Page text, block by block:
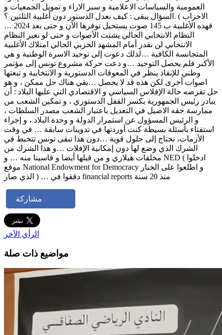
العمومية والسياسات الاعلامية و سبر الاراء و تمويل الجمعيات و
الاحزاب ) .السؤال يبقى : كيف نعدل الدستور دون أغلبية الثلثين ؟
فهذه الأغلبية ب 145 صوت يستحيل توفرها الآن و حتى بعد 2024 …
النظام الانتخابي الحالي يشتت الأصوات و حتى لو نغير النظام
الانتخابي لن نقدر أمام المشهد الحزبي الحالي امتلاك الأغلبية
المتجانسة الكافية …لذلك دعوت إلى توحيد الاسرة الوطنية و هي
الأكبر فلم يحصل التوحيد …و دعت حركة مشروع تونس إلى مؤتمر
وطني للإنقاذ ينظر في المعوقات الدستورية و الانتخابية و تبعتها
اصوات أخرى لكن هذه قد لا يحصل …بقي هناك حل ممكن ، و هو
حل تفرضه حالة الإفلاس السياسي و الاقتصادي التي عليها البلاد : أن
يبادر رئيس الجمهورية بكسر القفل الدستوري ، و تمكين الشعب من
ممارسة حقه الاصيل في التعديل باعتبار الشعب مصدر السلطات ،
و الرئيس المسؤول عن استمرار الدولة و وحدة البلاد ، و إجراء
استفتاء بأسئلة بسيطة كنت أوردتها في تدوينات سابقة … في وقت
الأزمات، نحتاج إلى حلول قوية …دون هذا تبقى تونس تتخبط في
الشرك الذي وضع لها دون إمكانية الإفلات …و هذا الشرك من
مخلفات هيلاري و من قبلها أيضا و قاسينا منه … و NED ( ادخلوا
موقع National Endowment for Democracy و اطلعوا على الخنار
الذي صار ) … دققوا في financial reports منذ 20 سنة
مشاركة
الرأي الآخر
مواضيع ذات صلة